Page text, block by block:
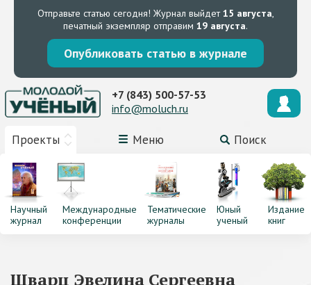
Отправьте статью сегодня! Журнал выйдет15 августа,
печатный экземпляр отправим 19 августа.
Опубликовать статью в журнале
Проекты Меню Поиск
+7 (843) 500-57-53
info@moluch.ru
Научный
журнал
Международные
конференции
Тематические
журналы
Юный
ученый
Издание
книг
Шварц Эвелина Сергеевна